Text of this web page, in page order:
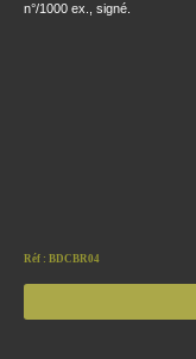
n°/1000 ex., signé.
Réf : BDCBR04